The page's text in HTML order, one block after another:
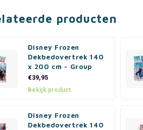
producten
Disney Frozen
Dekbedovertrek 140
x 200 cm - Group
€39,95
Bekijk product
Disney Frozen
Dekbedovertrek 140